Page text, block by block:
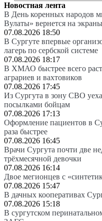
Новостная лента
В День коренных народов
Вулаты» вернется на экраны
07.08.2026 18:50
В Сургуте впервые
лагерь по сербской системе
07.08.2026 18:17
В ХМАО быстрее всего
аграриев и вахтовиков
07.08.2026 17:45
Из Сургута в зону СВО
посылками бойцам
07.08.2026 17:13
Оформление пациентов в
раза быстрее
07.08.2026 16:45
Врачи Сургута почти две
трёхмесячной девочки
07.08.2026 16:14
Двое мегионцев с
07.08.2026 15:47
В дачных кооперативах
07.08.2026 15:18
В сургутском